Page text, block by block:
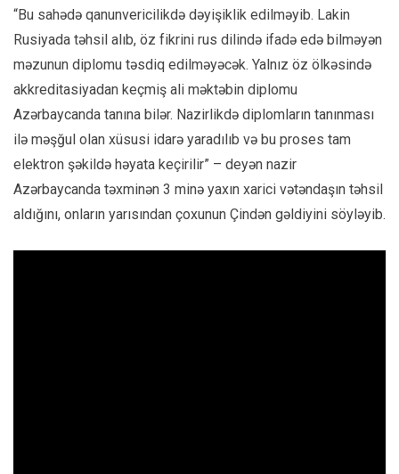
“Bu sahədə qanunvericilikdə dəyişiklik edilməyib. Lakin
Rusiyada təhsil alıb, öz fikrini rus dilində ifadə edə bilməyən
məzunun diplomu təsdiq edilməyəcək. Yalnız öz ölkəsində
akkreditasiyadan keçmiş ali məktəbin diplomu
Azərbaycanda tanına bilər. Nazirlikdə diplomların tanınması
ilə məşğul olan xüsusi idarə yaradılıb və bu proses tam
elektron şəkildə həyata keçirilir” – deyən nazir
Azərbaycanda təxminən 3 minə yaxın xarici vətəndaşın təhsil
aldığını, onların yarısından çoxunun Çindən gəldiyini söyləyib.